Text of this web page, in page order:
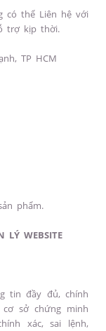
có thể Liên hệ với
trợ kịp thời.
TP HCM
phẩm.
LÝ WEBSITE
tin đầy đủ, chính
sở chứng minh
xác, sai lệnh,